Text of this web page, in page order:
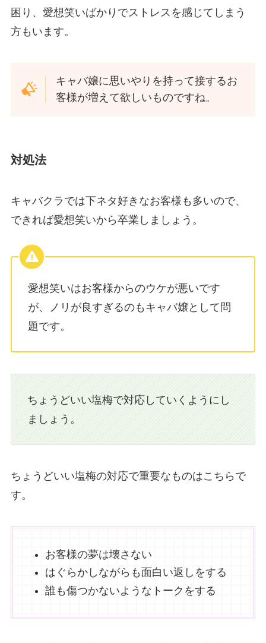
困り、愛想笑いばかりでストレスを感じてしまう
方もいます。
キャバ嬢に思いやりを持って接するお
客様が増えて欲しいものですね。
対処法
キャバクラでは下ネタ好きなお客様も多いので、
できれば愛想笑いから卒業しましょう。
愛想笑いはお客様からのウケが悪いです
が、ノリが良すぎるのもキャバ嬢として問
題です。
ちょうどいい塩梅で対応していくようにし
ましょう。
ちょうどいい塩梅の対応で重要なものはこちらで
す。
お客様の夢は壊さない
はぐらかしながらも面白い返しをする
誰も傷つかないようなトークをする